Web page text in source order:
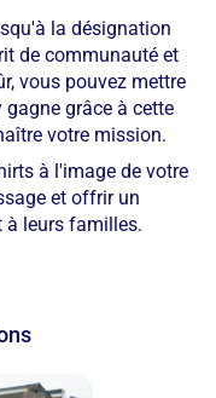
la désignation
de communauté et
vous pouvez mettre
grâce à cette
votre mission.
à l'image de votre
et offrir un
à leurs familles.